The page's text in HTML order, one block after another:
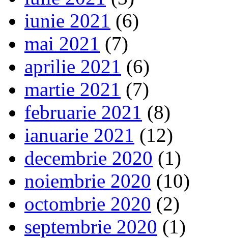
iunie 2021 (6)
mai 2021 (7)
aprilie 2021 (6)
martie 2021 (7)
februarie 2021 (8)
ianuarie 2021 (12)
decembrie 2020 (1)
noiembrie 2020 (10)
octombrie 2020 (2)
septembrie 2020 (1)